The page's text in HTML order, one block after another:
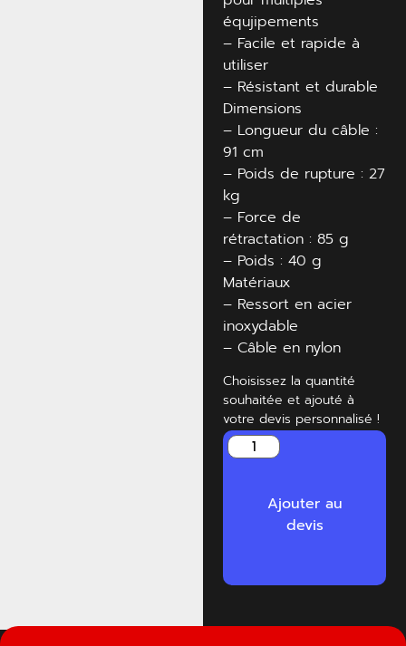
équjipements
– Facile et rapide à
utiliser
– Résistant et durable
Dimensions
– Longueur du câble :
91 cm
– Poids de rupture : 27
kg
– Force de
rétractation : 85 g
– Poids : 40 g
Matériaux
– Ressort en acier
inoxydable
– Câble en nylon
Choisissez la quantité
souhaitée et ajouté à
votre devis personnalisé !
Ajouter au
devis